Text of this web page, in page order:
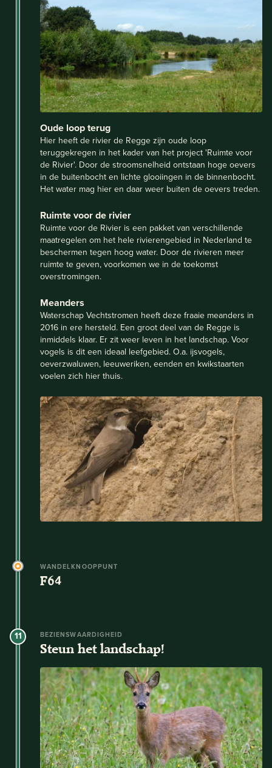
Oude loop terug
Hier heeft de rivier de Regge zijn oude loop
teruggekregen in het kader van het project 'Ruimte voor
de Rivier'. Door de stroomsnelheid ontstaan hoge oevers
in de buitenbocht en lichte glooiingen in de binnenbocht.
Het water mag hier en daar weer buiten de oevers treden.
Ruimte voor de rivier
Ruimte voor de Rivier is een pakket van verschillende
maatregelen om het hele rivierengebied in Nederland te
beschermen tegen hoog water. Door de rivieren meer
ruimte te geven, voorkomen we in de toekomst
overstromingen.
Meanders
Waterschap Vechtstromen heeft deze fraaie meanders in
2016 in ere hersteld. Een groot deel van de Regge is
inmiddels klaar. Er zit weer leven in het landschap. Voor
vogels is dit een ideaal leefgebied. O.a. ijsvogels,
oeverzwaluwen, leeuweriken, eenden en kwikstaarten
voelen zich hier thuis.
WANDELKNOOPPUNT
F64
11 BEZIENSWAARDIGHEID
Steun het landschap!